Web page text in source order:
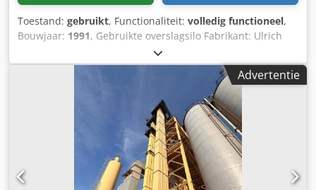
Toestand: gebruikt, Functionaliteit: volledig functioneel,
Bouwjaar: 1991, Gebruikte overslagsilo Fabrikant: Ulrich
Djdpfx Ahezq S Ewo Rock Totale inhoud: 200 ton -
Kuipbandtransporteur - Hijslier - Elektrische installatie
Advertentie